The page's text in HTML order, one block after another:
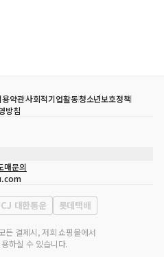
용약관사회적기업활동청소년보호정책
방침
02223
매문의
CJ 대한통운 롯데택배
든 결제시, 저희 쇼핑몰에서
하실 수 있습니다.